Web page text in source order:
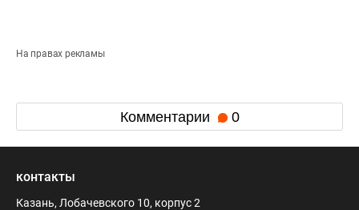
На правах рекламы
Комментарии 0
контакты
Казань, Лобачевского 10, корпус 2